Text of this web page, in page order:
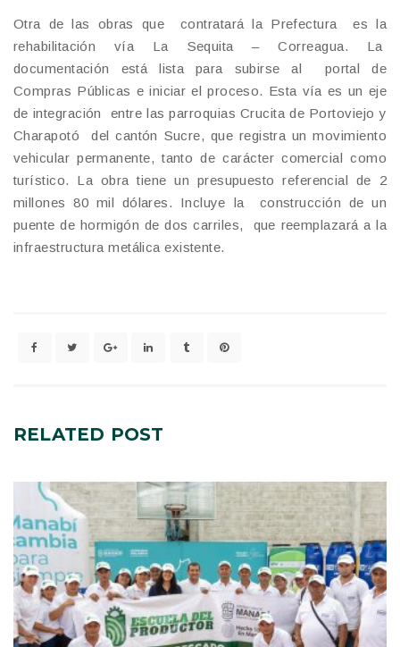
Otra de las obras que contratará la Prefectura es la
rehabilitación vía La Sequita – Correagua. La
documentación está lista para subirse al portal de
Compras Públicas e iniciar el proceso. Esta vía es un eje
de integración entre las parroquias Crucita de Portoviejo y
Charapotó del cantón Sucre, que registra un movimiento
vehicular permanente, tanto de carácter comercial como
turístico. La obra tiene un presupuesto referencial de 2
millones 80 mil dólares. Incluye la construcción de un
puente de hormigón de dos carriles, que reemplazará a la
infraestructura metálica existente.
RELATED POST